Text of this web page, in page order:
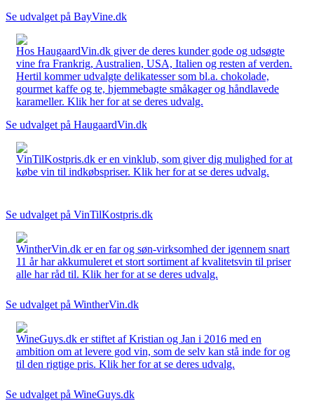
Se udvalget på BayVine.dk
Hos HaugaardVin.dk giver de deres kunder gode og udsøgte
vine fra Frankrig, Australien, USA, Italien og resten af verden.
Hertil kommer udvalgte delikatesser som bl.a. chokolade,
gourmet kaffe og te, hjemmebagte småkager og håndlavede
karameller. Klik her for at se deres udvalg.
Se udvalget på HaugaardVin.dk
VinTilKostpris.dk er en vinklub, som giver dig mulighed for at
købe vin til indkøbspriser. Klik her for at se deres udvalg.
Se udvalget på VinTilKostpris.dk
WintherVin.dk er en far og søn-virksomhed der igennem snart
11 år har akkumuleret et stort sortiment af kvalitetsvin til priser
alle har råd til. Klik her for at se deres udvalg.
Se udvalget på WintherVin.dk
WineGuys.dk er stiftet af Kristian og Jan i 2016 med en
ambition om at levere god vin, som de selv kan stå inde for og
til den rigtige pris. Klik her for at se deres udvalg.
Se udvalget på WineGuys.dk